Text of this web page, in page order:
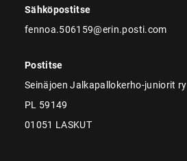
Sähköpostitse
fennoa.506159@erin.posti.com
Postitse
Seinäjoen Jalkapallokerho-juniorit ry
PL 59149
01051 LASKUT